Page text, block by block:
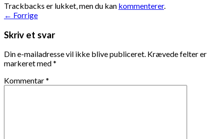
Trackbacks er lukket, men du kan kommenterer.
← Forrige
Skriv et svar
Din e-mailadresse vil ikke blive publiceret. Krævede felter er
markeret med*
Kommentar*